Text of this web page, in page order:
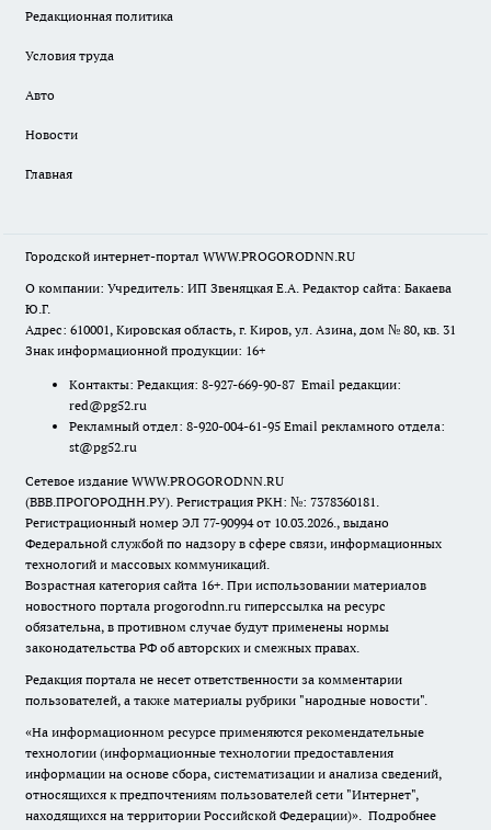
Редакционная политика
Условия труда
Авто
Новости
Главная
Городской интернет-портал WWW.PROGORODNN.RU
О компании: Учредитель: ИП Звеняцкая Е.А. Редактор сайта: Бакаева
Ю.Г.
Адрес: 610001, Кировская область, г. Киров, ул. Азина, дом № 80, кв. 31
Знак информационной продукции: 16+
Контакты: Редакция: 8-927-669-90-87 Email редакции:
red@pg52.ru
Рекламный отдел: 8-920-004-61-95 Email рекламного отдела:
st@pg52.ru
Сетевое издание WWW.PROGORODNN.RU
(ВВВ.ПРОГОРОДНН.РУ). Регистрация РКН: №: 7378360181.
Регистрационный номер ЭЛ 77-90994 от 10.03.2026., выдано
Федеральной службой по надзору в сфере связи, информационных
технологий и массовых коммуникаций.
Возрастная категория сайта 16+. При использовании материалов
новостного портала progorodnn.ru гиперссылка на ресурс
обязательна, в противном случае будут применены нормы
законодательства РФ об авторских и смежных правах.
Редакция портала не несет ответственности за комментарии
пользователей, а также материалы рубрики "народные новости".
«На информационном ресурсе применяются рекомендательные
технологии (информационные технологии предоставления
информации на основе сбора, систематизации и анализа сведений,
относящихся к предпочтениям пользователей сети "Интернет",
находящихся на территории Российской Федерации)». Подробнее